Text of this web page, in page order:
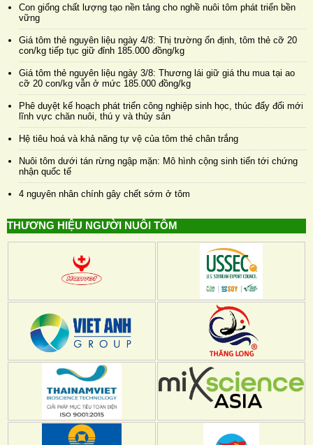
Con giống chất lượng tạo nền tảng cho nghề nuôi tôm phát triển bền
vững
Giá tôm thẻ nguyên liệu ngày 4/8: Thị trường ổn định, tôm thẻ cỡ 20
con/kg tiếp tục giữ đỉnh 185.000 đồng/kg
Giá tôm thẻ nguyên liệu ngày 3/8: Thương lái giữ giá thu mua tại ao
cỡ 20 con/kg vẫn ở mức 185.000 đồng/kg
Phê duyệt kế hoạch phát triển công nghiệp sinh học, thúc đẩy đổi mới
lĩnh vực chăn nuôi, thú y và thủy sản
Hệ tiêu hoá và khả năng tự vệ của tôm thẻ chân trắng
Nuôi tôm dưới tán rừng ngập mặn: Mô hình cộng sinh tiến tới chứng
nhận quốc tế
4 nguyên nhân chính gây chết sớm ở tôm
THƯƠNG HIỆU NGƯỜI NUÔI TÔM